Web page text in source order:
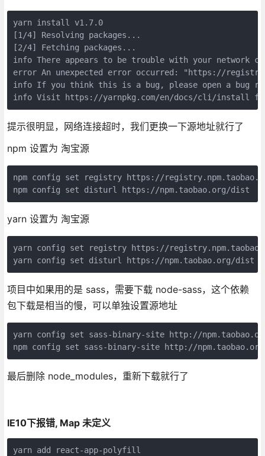
yarn install v1.7.0
[1/4] Resolving packages...
[2/4] Fetching packages...
info There appears to be trouble with your network
error An unexpected error occurred: "https://
info If you think this is a bug, please open a bug
info Visit https://yarnpkg.com/en/docs/cli/install for
提示很明显，网络连接超时，我们更换一下源地址就行了
npm 设置为 淘宝源
npm config set registry https://
npm config set disturl https://npm.taobao.org/dist
yarn 设置为 淘宝源
yarn config set registry https://
yarn config set disturl https://npm.taobao.org/dist
项目中如果用的是 sass，需要下载 node-sass，这个依赖
包下载是相当的慢，可以单独设置源地址
yarn config set sass-binary-site http://
npm config set sass-binary-site http://
最后删除 node_modules，重新下载就行了
IE10下报错, Map 未定义
yarn add react-app-polyfill